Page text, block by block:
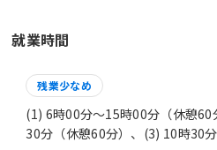
就業時間
残業少なめ
(1) 6時00分〜15時00分（休憩
30分（休憩60分）、(3) 10時30